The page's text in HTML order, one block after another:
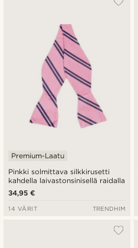
Pinkki solmittava silkkirusetti
kahdella laivastonsinisellä raidalla
Premium-Laatu
34,95 €
14 VÄRIT TRENDHIM